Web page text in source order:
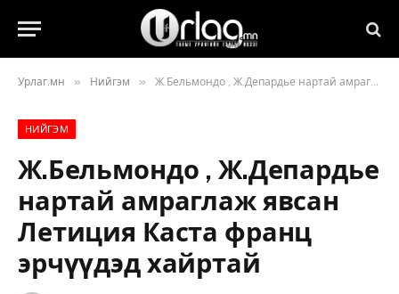
Урлаг.мн » Нийгэм » Ж.Бельмондо , Ж.Депардье нартай амраглаж явсан Летиция Каста франц эрчүүдэд хайртай
НИЙГЭМ
Ж.Бельмондо , Ж.Депардье
нартай амраглаж явсан
Летиция Каста франц
эрчүүдэд хайртай